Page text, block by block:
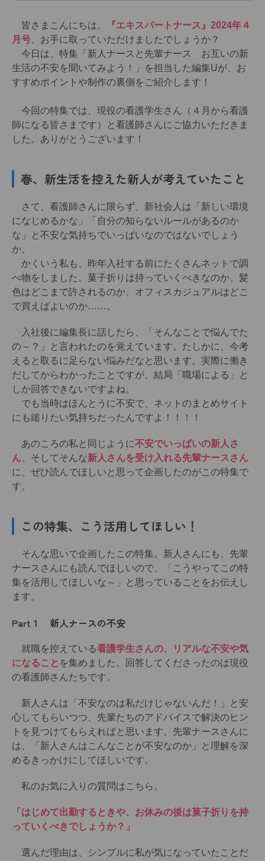
皆さまこんにちは。
『エキスパートナース』2024年４
月号 、お手に取っていただけましたでしょうか？
今日は、特集「新人ナースと先輩ナース お互いの新
生活の不安を聞いてみよう！」を担当した編集Uが、お
すすめポイントや制作の裏側をご紹介します！
今回の特集では、現役の看護学生さん（４月から看護
師になる皆さまです）と看護師さんにご協力いただきま
した。ありがとうございます！
春、新生活を控えた新人が考えていたこと
さて、看護師さんに限らず、新社会人は「新しい環境
になじめるかな」「自分の知らないルールがあるのか
な」と不安な気持ちでいっぱいなのではないでしょう
か。
かくいう私も、昨年入社する前にたくさんネットで調
べ物をしました。菓子折りは持っていくべきなのか、髪
色はどこまで許されるのか、オフィスカジュアルはどこ
で買えばよいのか……。
入社後に編集長に話したら、「そんなことで悩んでた
の～？」と言われたのを覚えています。たしかに、今考
えると取るに足らない悩みだなと思います。実際に働き
だしてからわかったことですが、結局「職場による」と
しか回答できないですよね。
でも当時はほんとうに不安で、ネットのまとめサイト
にも縋りたい気持ちだったんですよ！！！！
あのころの私と同じように不安でいっぱいの新人さ
ん 、そしてそんな新人さんを受け入れる先輩ナースさん
に、ぜひ読んでほしいと思って企画したのがこの特集で
す。
この特集、こう活用してほしい！
そんな思いで企画したこの特集。新人さんにも、先輩
ナースさんにも読んでほしいので、「こうやってこの特
集を活用してほしいな～」と思っていることをお伝えし
ます。
Part１ 新人ナースの不安
就職を控えている看護学生さんの、リアルな不安や気
になること を集めました。回答してくださったのは現役
の看護師さんたちです。
新人さんは「不安なのは私だけじゃないんだ！」と安
心してもらいつつ、先輩たちのアドバイスで解決のヒン
トを見つけてもらえればと思います。先輩ナースさんに
は、「新人さんはこんなことが不安なのか」と理解を深
めるきっかけにしてほしいです。
私のお気に入りの質問はこちら。
「はじめて出勤するときや、お休みの後は菓子折りを持
っていくべきでしょうか？」
選んだ理由は、シンプルに私が気になっていたことだ